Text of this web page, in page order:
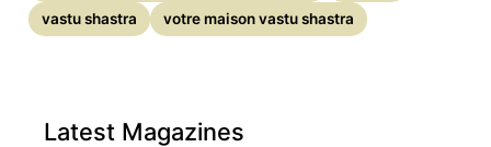
vastu shastra
votre maison vastu shastra
Latest Magazines